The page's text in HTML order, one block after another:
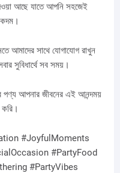
আছে যাতে আপনি সহজেই
আমাদের সাথে যোগাযোগ রাখুন
সুবিধার্থে সব সময়।
পণ্য আপনার জীবনের এই আনন্দময়
#JoyfulMoments
#PartyFood
#PartyVibes